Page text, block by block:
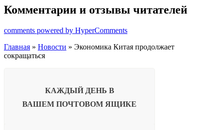
Комментарии и отзывы читателей
comments powered by HyperComments
Главная » Новости » Экономика Китая продолжает
сокращаться
КАЖДЫЙ ДЕНЬ В
ВАШЕМ ПОЧТОВОМ ЯЩИКЕ